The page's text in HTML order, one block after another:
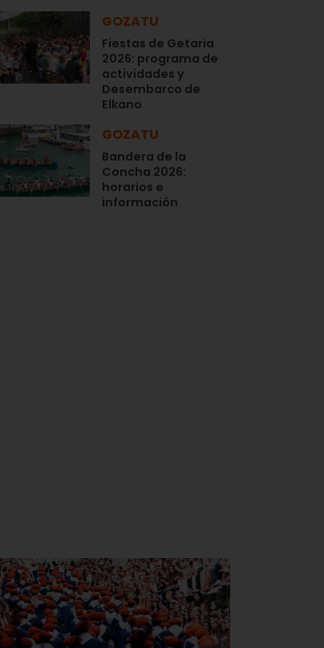
GOZATU
Fiestas de Getaria
2026: programa de
actividades y
Desembarco de
Elkano
GOZATU
Bandera de la
Concha 2026:
horarios e
información